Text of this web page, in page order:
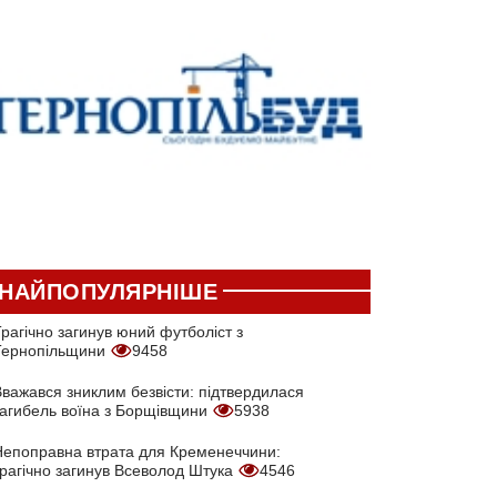
загинув юний футболіст з
9458
зниклим безвісти: підтвердилася
воїна з Борщівщини
5938
втрата для Кременеччини:
загинув Всеволод Штука
4546